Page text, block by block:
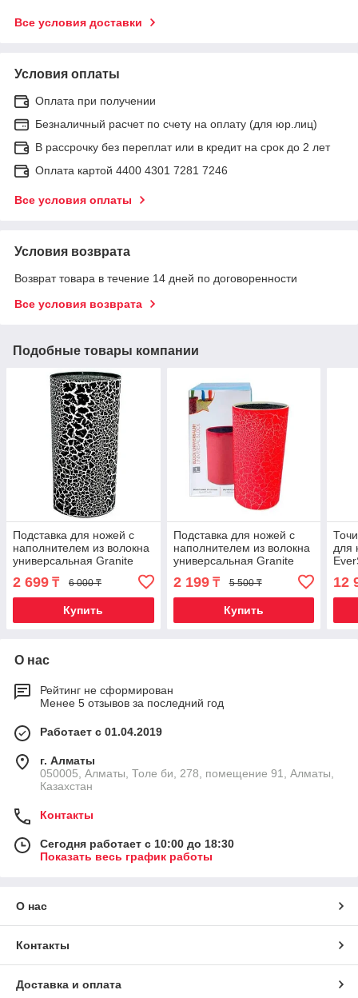
Все условия доставки
Условия оплаты
Оплата при получении
Безналичный расчет по счету на оплату (для юр.лиц)
В рассрочку без переплат или в кредит на срок до 2 лет
Оплата картой 4400 4301 7281 7246
Все условия оплаты
Условия возврата
Возврат товара в течение 14 дней по договоренности
Все условия возврата
Подобные товары компании
Подставка для ножей с
наполнителем из волокна
универсальная Granite
Knife Holder (Черный)
2 699 ₸ 6 000 ₸
Купить
Подставка для ножей с
наполнителем из волокна
универсальная Granite
Knife Holder (Красный)
2 199₸ 5 500 ₸
Купить
для
12
О нас
Рейтинг не сформирован
Менее 5 отзывов за последний год
Работает с 01.04.2019
г. Алматы
050005, Алматы, Толе би, 278, помещение 91, Алматы,
Казахстан
Контакты
Сегодня работает с 10:00 до 18:30
Показать весь график работы
О нас
Контакты
Доставка и оплата